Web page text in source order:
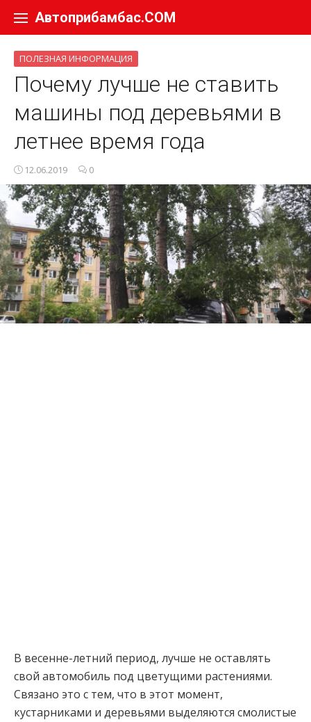
Автоприбамбас.COM
ПОЛЕЗНАЯ ИНФОРМАЦИЯ
Почему лучше не ставить
машины под деревьями в
летнее время года
12.06.2019 0
В весенне-летний период, лучше не оставлять
свой автомобиль под цветущими растениями.
Связано это с тем, что в этот момент,
кустарниками и деревьями выделяются смолистые